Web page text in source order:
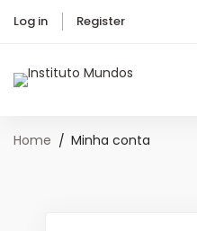
Log in Register
Home Minha conta